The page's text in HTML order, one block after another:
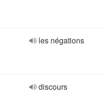
les négations
discours